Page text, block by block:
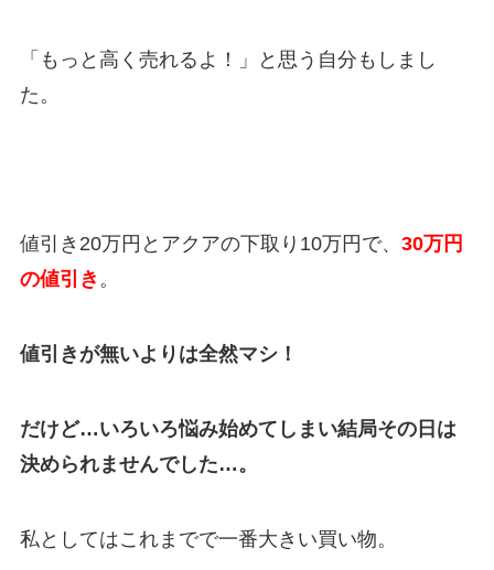
「もっと高く売れるよ！」と思う自分もしまし
た。
値引き 20万円 とアクアの下取り10万円 で、 30万円
の値引き 。
値引きが無いよりは全然マシ！
だけど…いろいろ悩み始めてしまい結局その日は
決められませんでした…。
私としてはこれまでで一番大きい買い物。